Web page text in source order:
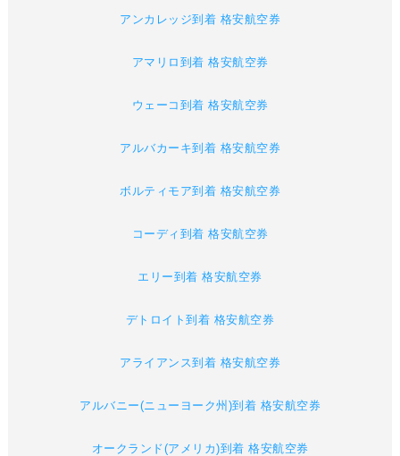
アンカレッジ到着 格安航空券
アマリロ到着 格安航空券
ウェーコ到着 格安航空券
アルバカーキ到着 格安航空券
ボルティモア到着 格安航空券
コーディ到着 格安航空券
エリー到着 格安航空券
デトロイト到着 格安航空券
アライアンス到着 格安航空券
アルバニー(ニューヨーク州)到着 格安航空券
オークランド(アメリカ)到着 格安航空券